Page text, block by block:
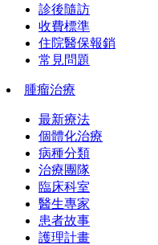
診後隨訪
收費標準
住院醫保報銷
常見問題
腫瘤治療
最新療法
個體化治療
病種分類
治療團隊
臨床科室
醫生專家
患者故事
護理計畫